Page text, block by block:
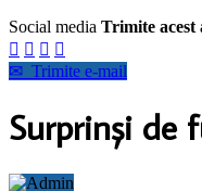
Social media Trimite acest
   
✉ Trimite e-mail
Surprinşi de